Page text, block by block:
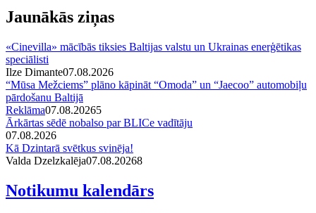
Jaunākās ziņas
«Cinevilla» mācībās tiksies Baltijas valstu un Ukrainas enerģētikas
speciālisti
Ilze Dimante07.08.2026
“Mūsa Mežciems” plāno kāpināt “Omoda” un “Jaecoo” automobiļu
pārdošanu Baltijā
Reklāma07.08.20265
Ārkārtas sēdē nobalso par BLICe vadītāju
07.08.2026
Kā Dzintarā svētkus svinēja!
Valda Dzelzkalēja07.08.20268
Notikumu kalendārs